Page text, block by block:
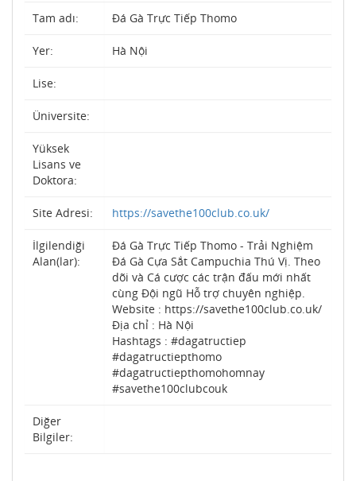
Tam adı: Đá Gà Trực Tiếp Thomo
Yer: Hà Nội
Lise:
Üniversite:
Yüksek
Lisans ve
Doktora:
Site Adresi: https://savethe100club.co.uk/
İlgilendiği
Alan(lar):
Đá Gà Trực Tiếp Thomo - Trải Nghiệm
Đá Gà Cựa Sắt Campuchia Thú Vị. Theo
dõi và Cá cược các trận đấu mới nhất
cùng Đội ngũ Hỗ trợ chuyên nghiệp.
Website : https://savethe100club.co.uk/
Địa chỉ : Hà Nội
Hashtags : #dagatructiep
#dagatructiepthomo
#dagatructiepthomohomnay
#savethe100clubcouk
Diğer
Bilgiler: